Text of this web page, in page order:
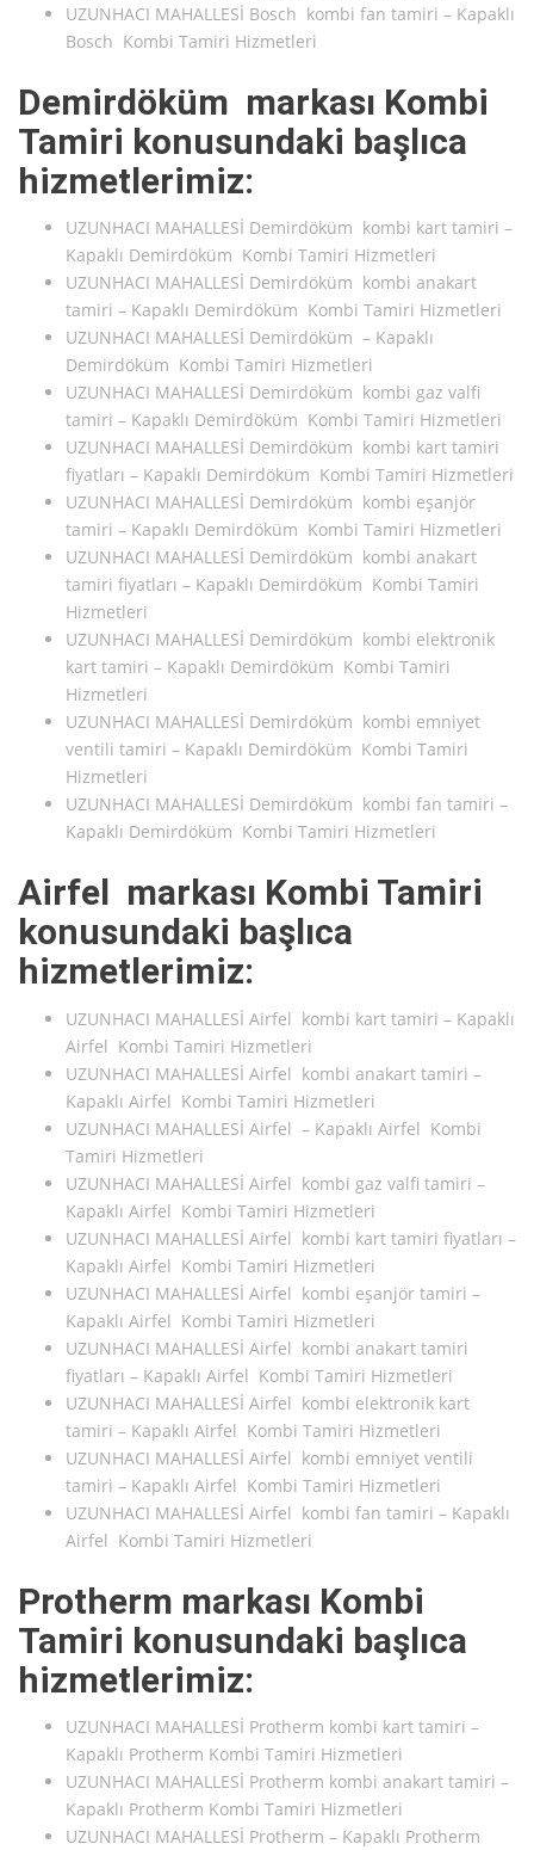
UZUNHACI MAHALLESİ Bosch kombi fan tamiri – Kapaklı
Bosch Kombi Tamiri Hizmetleri
Demirdöküm markası Kombi
Tamiri konusundaki başlıca
hizmetlerimiz:
UZUNHACI MAHALLESİ Demirdöküm kombi kart tamiri –
Kapaklı Demirdöküm Kombi Tamiri Hizmetleri
UZUNHACI MAHALLESİ Demirdöküm kombi anakart
tamiri – Kapaklı Demirdöküm Kombi Tamiri Hizmetleri
UZUNHACI MAHALLESİ Demirdöküm – Kapaklı
Demirdöküm Kombi Tamiri Hizmetleri
UZUNHACI MAHALLESİ Demirdöküm kombi gaz valfi
tamiri – Kapaklı Demirdöküm Kombi Tamiri Hizmetleri
UZUNHACI MAHALLESİ Demirdöküm kombi kart tamiri
fiyatları – Kapaklı Demirdöküm Kombi Tamiri Hizmetleri
UZUNHACI MAHALLESİ Demirdöküm kombi eşanjör
tamiri – Kapaklı Demirdöküm Kombi Tamiri Hizmetleri
UZUNHACI MAHALLESİ Demirdöküm kombi anakart
tamiri fiyatları – Kapaklı Demirdöküm Kombi Tamiri
Hizmetleri
UZUNHACI MAHALLESİ Demirdöküm kombi elektronik
kart tamiri – Kapaklı Demirdöküm Kombi Tamiri
Hizmetleri
UZUNHACI MAHALLESİ Demirdöküm kombi emniyet
ventili tamiri – Kapaklı Demirdöküm Kombi Tamiri
Hizmetleri
UZUNHACI MAHALLESİ Demirdöküm kombi fan tamiri –
Kapaklı Demirdöküm Kombi Tamiri Hizmetleri
Airfel markası Kombi Tamiri
konusundaki başlıca
hizmetlerimiz:
UZUNHACI MAHALLESİ Airfel kombi kart tamiri – Kapaklı
Airfel Kombi Tamiri Hizmetleri
UZUNHACI MAHALLESİ Airfel kombi anakart tamiri –
Kapaklı Airfel Kombi Tamiri Hizmetleri
UZUNHACI MAHALLESİ Airfel – Kapaklı Airfel Kombi
Tamiri Hizmetleri
UZUNHACI MAHALLESİ Airfel kombi gaz valfi tamiri –
Kapaklı Airfel Kombi Tamiri Hizmetleri
UZUNHACI MAHALLESİ Airfel kombi kart tamiri fiyatları –
Kapaklı Airfel Kombi Tamiri Hizmetleri
UZUNHACI MAHALLESİ Airfel kombi eşanjör tamiri –
Kapaklı Airfel Kombi Tamiri Hizmetleri
UZUNHACI MAHALLESİ Airfel kombi anakart tamiri
fiyatları – Kapaklı Airfel Kombi Tamiri Hizmetleri
UZUNHACI MAHALLESİ Airfel kombi elektronik kart
tamiri – Kapaklı Airfel Kombi Tamiri Hizmetleri
UZUNHACI MAHALLESİ Airfel kombi emniyet ventili
tamiri – Kapaklı Airfel Kombi Tamiri Hizmetleri
UZUNHACI MAHALLESİ Airfel kombi fan tamiri – Kapaklı
Airfel Kombi Tamiri Hizmetleri
Protherm markası Kombi
Tamiri konusundaki başlıca
hizmetlerimiz:
UZUNHACI MAHALLESİ Protherm kombi kart tamiri –
Kapaklı Protherm Kombi Tamiri Hizmetleri
UZUNHACI MAHALLESİ Protherm kombi anakart tamiri –
Kapaklı Protherm Kombi Tamiri Hizmetleri
UZUNHACI MAHALLESİ Protherm – Kapaklı Protherm